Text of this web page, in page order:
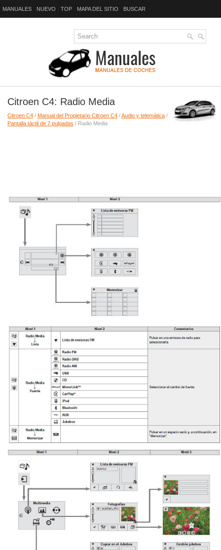
MANUALES NUEVO TOP MAPA DEL SITIO BUSCAR
Citroen C4: Radio Media
Citroen C4 / Manual del Propietario Citroen C4 /Audio y telemática /
Pantalla táctil de 7 pulgadas / Radio Media